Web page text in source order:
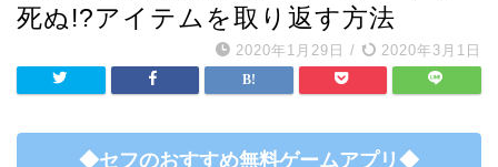
死ぬ!?アイテムを取り返す方法
2020年1月29日 / 2020年3月1日
◆セフのおすすめ無料ゲームアプリ◆